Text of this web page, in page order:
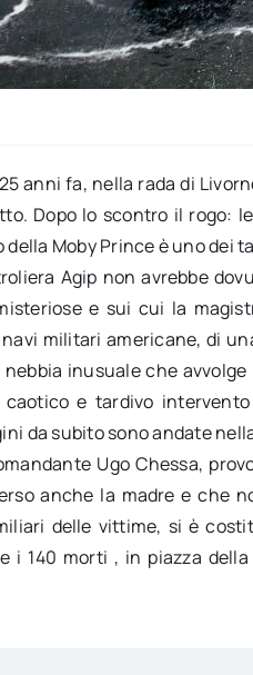
25 anni fa, nella rada di
Dopo lo scontro il rogo:
Moby Prince è uno dei
Agip non avrebbe
e sui cui la
militari americane, di
nebbia inusuale che
e tardivo
da subito sono andate
Ugo Chessa,
anche la madre e che
delle vittime, si è
i 140 morti , in piazza